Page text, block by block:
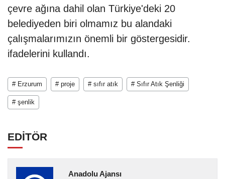
çevre ağına dahil olan Türkiye'deki 20
belediyeden biri olmamız bu alandaki
çalışmalarımızın önemli bir göstergesidir.
ifadelerini kullandı.
# Erzurum # proje # sıfır atık # Sıfır Atık Şenliği
# şenlik
EDİTÖR
Anadolu Ajansı